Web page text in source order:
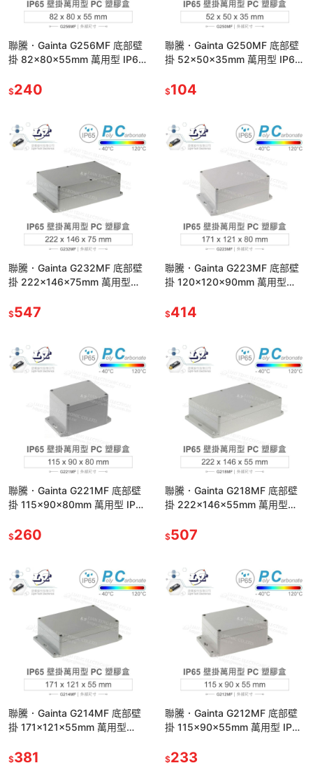
聯騰．Gainta G256MF 底部壁
掛 82x80x55mm 萬用型 IP65
$240
聯騰．Gainta G250MF 底部壁
掛 52x50x35mm 萬用型 IP65
$104
聯騰．Gainta G232MF 底部壁
掛 222x146x75mm 萬用型
$547
聯騰．Gainta G223MF 底部壁
掛 120x120x90mm 萬用型
$414
聯騰．Gainta G221MF 底部壁
掛 115x90x80mm 萬用型 IP65
$260
聯騰．Gainta G218MF 底部壁
掛 222x146x55mm 萬用型
$507
聯騰．Gainta G214MF 底部壁
掛 171x121x55mm 萬用型
$381
聯騰．Gainta G212MF 底部壁
掛 115x90x55mm 萬用型 IP65
$233